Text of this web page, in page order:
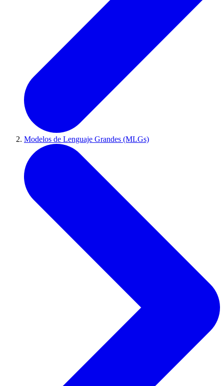
Modelos de Lenguaje Grandes (MLGs)